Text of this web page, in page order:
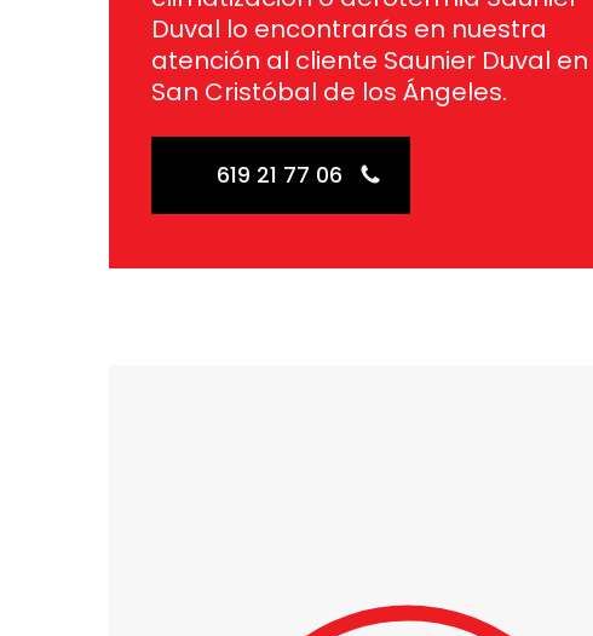
Duval lo encontrarás en nuestra
atención al cliente Saunier Duval en
San Cristóbal de los Ángeles.
619 21 77 06